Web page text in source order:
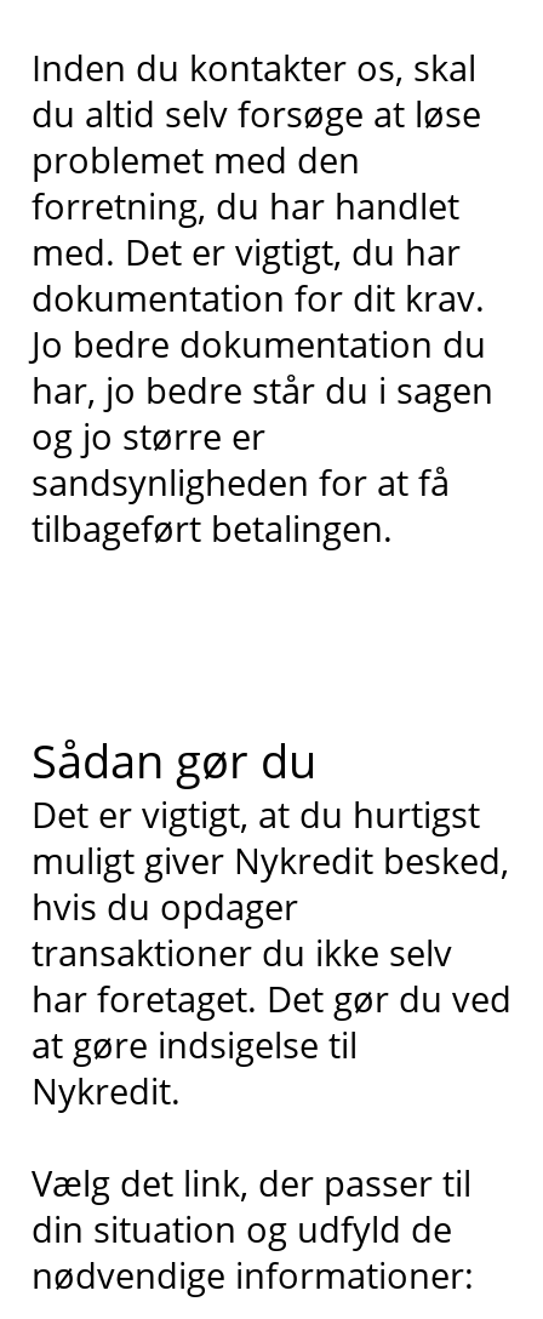
Inden du kontakter os, skal
du altid selv forsøge at løse
problemet med den
forretning, du har handlet
med. Det er vigtigt, du har
dokumentation for dit krav.
Jo bedre dokumentation du
har, jo bedre står du i sagen
og jo større er
sandsynligheden for at få
tilbageført betalingen.
Sådan gør du
Det er vigtigt, at du hurtigst
muligt giver Nykredit besked,
hvis du opdager
transaktioner du ikke selv
har foretaget. Det gør du ved
at gøre indsigelse til
Nykredit.
Vælg det link, der passer til
din situation og udfyld de
nødvendige informationer: